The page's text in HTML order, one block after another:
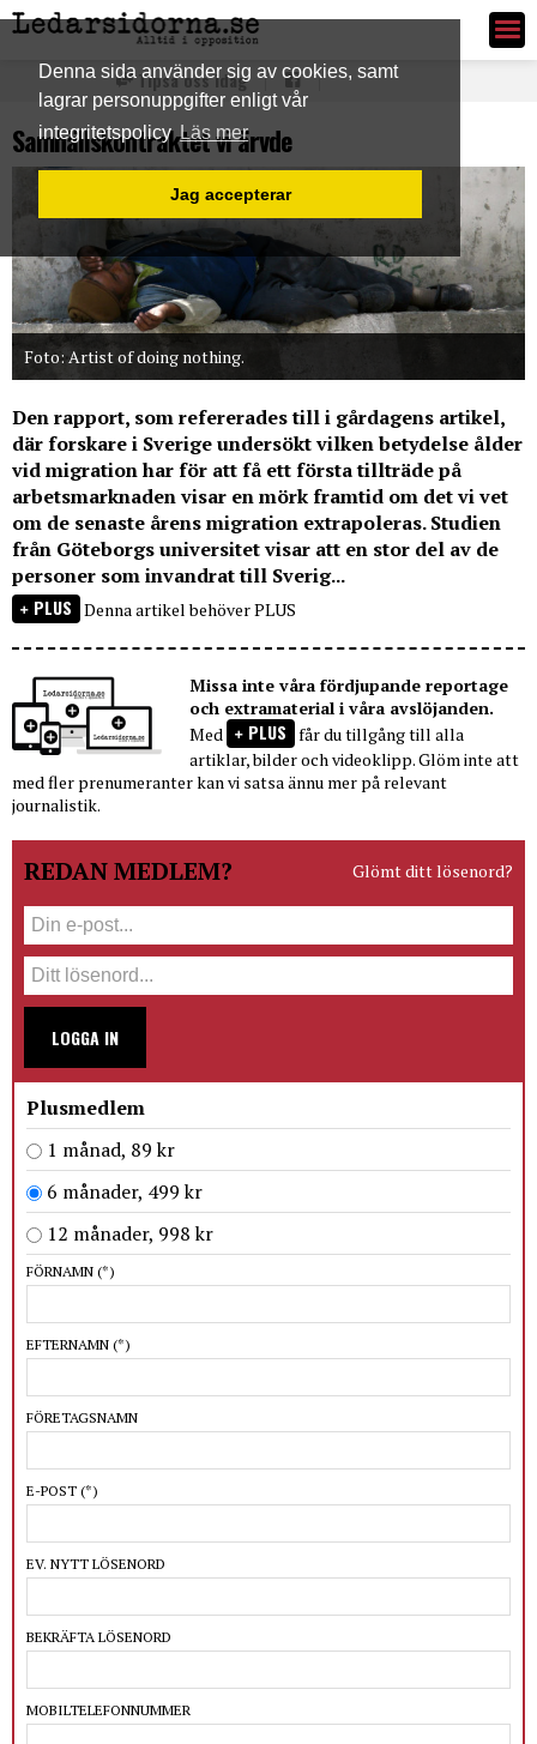
Denna sida använder sig av cookies, samt
lagrar personuppgifter enligt vår
integritetspolicy Läs mer
Jag accepterar
Ledarsidorna.se
Tipsa oss idag
Samhällskontraktet vi ärvde
Foto: Artist of doing nothing.
Den rapport, som refererades till i gårdagens artikel,
där forskare i Sverige undersökt vilken betydelse ålder
vid migration har för att få ett första tillträde på
arbetsmarknaden visar en mörk framtid om det vi vet
om de senaste årens migration extrapoleras. Studien
från Göteborgs universitet visar att en stor del av de
personer som invandrat till Sverig...
PLUS Denna artikel behöver PLUS
Missa inte våra fördjupande reportage
och extramaterial i våra avslöjanden.
Med
PLUS får du tillgång till alla
artiklar, bilder och videoklipp. Glöm inte att
med fler prenumeranter kan vi satsa ännu mer på relevant
journalistik.
REDAN MEDLEM? Glömt ditt lösenord?
LOGGA IN
Plusmedlem
1 månad, 89 kr
6 månader, 499 kr
12 månader, 998 kr
FÖRNAMN (*)
EFTERNAMN (*)
FÖRETAGSNAMN
E-POST (*)
EV. NYTT LÖSENORD
BEKRÄFTA LÖSENORD
MOBILTELEFONNUMMER